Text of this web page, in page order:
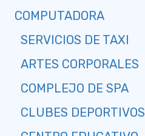
COMPUTADORA
SERVICIOS DE TAXI
ARTES CORPORALES
COMPLEJO DE SPA
CLUBES DEPORTIVOS